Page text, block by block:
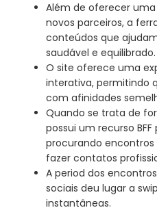
Além de oferecer
novos parceiros, a
conteúdos que
saudável e equilibrado.
O site oferece uma
interativa, permitindo
com afinidades
Quando se trata de
possui um recurso
procurando
fazer contatos
A period dos
sociais deu lugar a
instantâneas.